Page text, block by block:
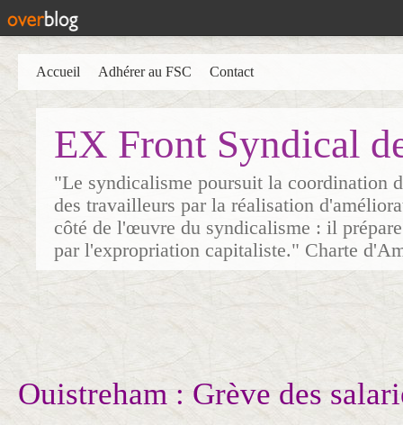
EX Front Syndical
"Le syndicalisme poursuit la coordination
des travailleurs par la réalisation
côté de l'œuvre du syndicalisme : il
par l'expropriation capitaliste." Charte
Accueil Adhérer au FSC Contact
Ouistreham : Grève des